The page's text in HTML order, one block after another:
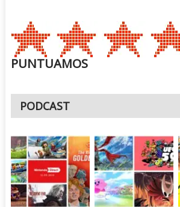
PUNTUAMOS
PODCAST